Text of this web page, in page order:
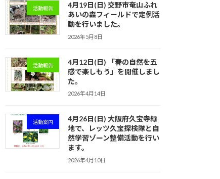
活動報告
4月19日(日) 交野市奄山ふれ
あいの森フィールドで定例活
動を行いました。
2026年5月8日
活動報告
4月12日(日) 「春の自然を五
感で楽しもう」を開催しまし
た。
2026年4月14日
活動案内
4月26日(日) 大阪府久宝寺緑
地で、レッツ久宝探検隊と自
然学習ゾーン整備活動を行い
ます。
2026年4月10日